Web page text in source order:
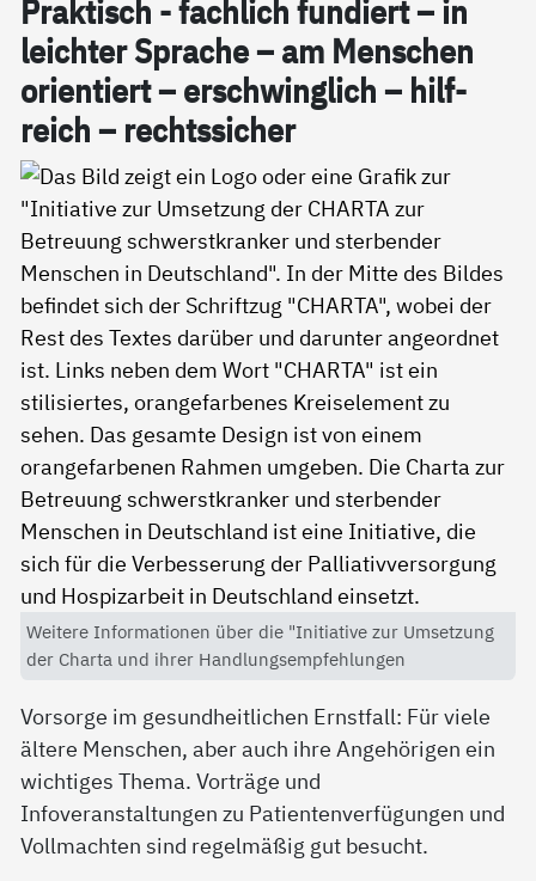
Prak­tisch - fach­lich fun­diert – in
leich­ter Spra­che – am Men­schen
ori­en­tiert – er­schwing­lich – hil­f­
reich – rechts­si­cher
Weitere Informationen über die "Initiative zur Umsetzung
der Charta und ihrer Handlungsempfehlungen
Vorsorge im gesundheitlichen Ernstfall: Für viele
ältere Menschen, aber auch ihre Angehörigen ein
wichtiges Thema. Vorträge und
Infoveranstaltungen zu Patientenverfügungen und
Vollmachten sind regelmäßig gut besucht.